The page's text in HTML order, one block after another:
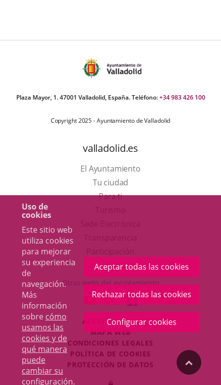
Uso de
cookies
Este sitio web
utiliza cookies
para mejorar
su experiencia
de
navegación.
Más
información
sobre cómo
usamos las
cookies y de
qué manera
puede
cambiar su
configuración.
Aceptar todas las cookies
Rechazar todas las cookies
Configurar cookies
Plaza Mayor, 1. 47001 Valladolid, España. Teléfono:+34 983 426 100
Copyright 2025 - Ayuntamiento de Valladolid
valladolid.es
El Ayuntamiento
Tu ciudad
Para ti
en
una
ventana
nueva.
aplicación
externa.
Otras webs del ayuntamiento
ENLACE
A
UNA
APLICACIÓN
EXTERNA.
ENLACE
A
UNA
APLICACIÓN
EXTERNA.
ENLACE
A
UNA
EXTERNA.
ACCESIBILIDAD
MAPA WEB
CONDICIONES LEGALES
POLÍTICA DE COOKIES
PROTECCIÓN DE DATOS
Iniciar
"Volver